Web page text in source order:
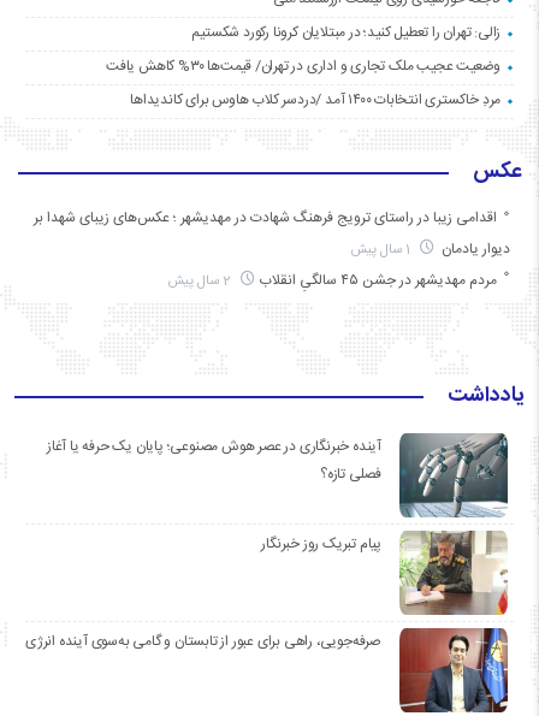
زالی: تهران را تعطیل کنید؛ در مبتلایان کرونا رکورد شکستیم
وضعیت عجیب ملک تجاری و اداری در تهران/ قیمت‌ها ۳۰% کاهش یافت
مردِ خاکستری انتخابات ۱۴۰۰ آمد /دردسر کلاب هاوس برای کاندیداها
عکس
اقدامی زیبا در راستای ترویج فرهنگ شهادت در مهدیشهر ؛ عکس‌های زیبای شهدا بر
دیوار یادمان
مردم مهدیشهر در جشن ۴۵ سالگیِ انقلاب
یادداشت
آینده خبرنگاری در عصر هوش مصنوعی؛ پایان یک حرفه یا آغاز
فصلی تازه؟
پیام تبریک روز خبرنگار
صرفه‌جویی، راهی برای عبور از تابستان و گامی به‌سوی آینده انرژی